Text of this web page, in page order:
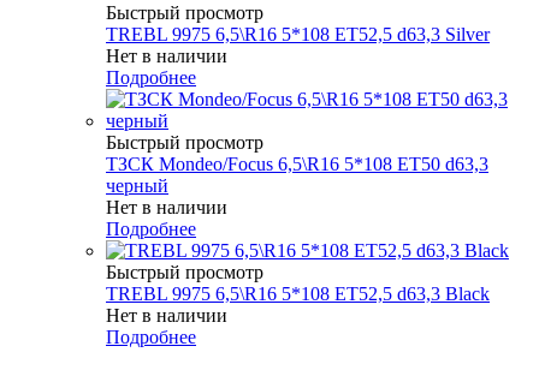
Быстрый просмотр
TREBL 9975 6,5\R16 5*108 ET52,5 d63,3 Silver
Нет в наличии
Подробнее
Быстрый просмотр
ТЗСК Mondeo/Focus 6,5\R16 5*108 ET50 d63,3
черный
Нет в наличии
Подробнее
Быстрый просмотр
TREBL 9975 6,5\R16 5*108 ET52,5 d63,3 Black
Нет в наличии
Подробнее